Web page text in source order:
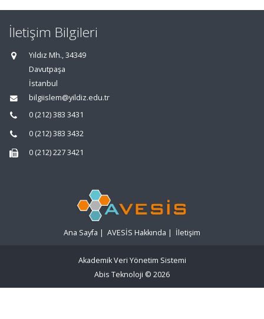
İletişim Bilgileri
Yıldız Mh., 34349
Davutpaşa
İstanbul
bilgiislem@yildiz.edu.tr
0 (212) 383 3431
0 (212) 383 3432
0 (212) 227 3421
Ana Sayfa | AVESİS Hakkında | İletişim
Akademik Veri Yönetim Sistemi
Abis Teknoloji © 2026